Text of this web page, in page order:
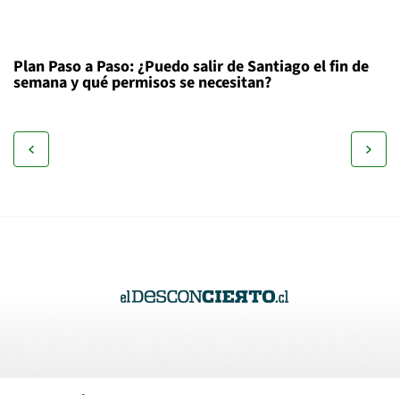
Plan Paso a Paso: ¿Puedo salir de Santiago el fin de
semana y qué permisos se necesitan?